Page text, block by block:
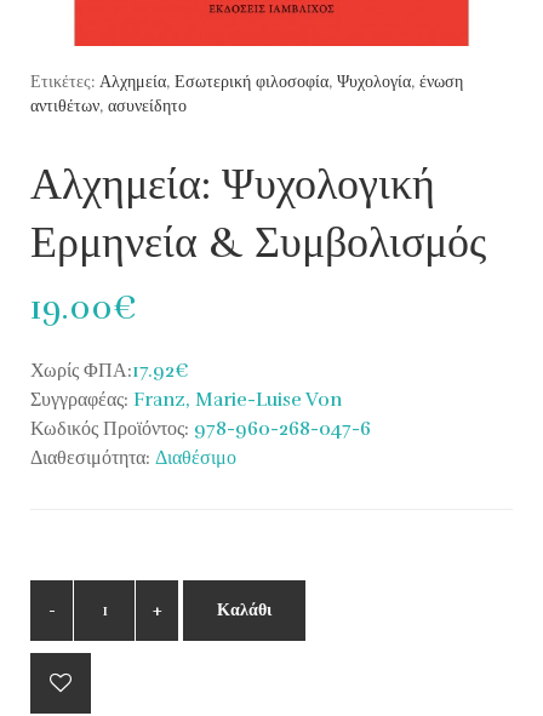
Ετικέτες: Αλχημεία, Εσωτερική φιλοσοφία, Ψυχολογία, ένωση
αντιθέτων, ασυνείδητο
Αλχημεία: Ψυχολογική
Ερμηνεία & Συμβολισμός
19.00€
Χωρίς ΦΠΑ:17.92€
Συγγραφέας: Franz, Marie-Luise Von
Κωδικός Προϊόντος: 978-960-268-047-6
Διαθεσιμότητα: Διαθέσιμο
Καλάθι